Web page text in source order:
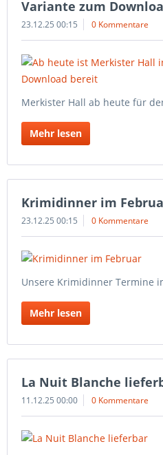
Variante zum
23.12.25 00:15 0 Kommentare
Merkister Hall ab heute für
Mehr lesen
Krimidinner im
23.12.25 00:15 0 Kommentare
Unsere Krimidinner Termine
Mehr lesen
La Nuit Blanche
11.12.25 00:00 0 Kommentare